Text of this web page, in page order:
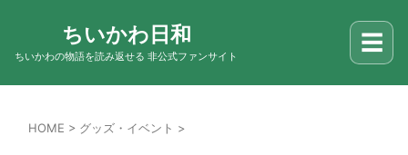
ちいかわ日和
ちいかわの物語を読み返せる 非公式ファンサイト ☰
HOME > グッズ・イベント >